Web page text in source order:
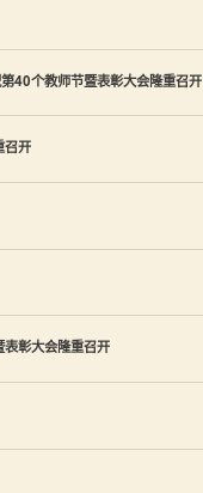
40个教师节暨表彰大会隆重召开
召开
彰大会隆重召开